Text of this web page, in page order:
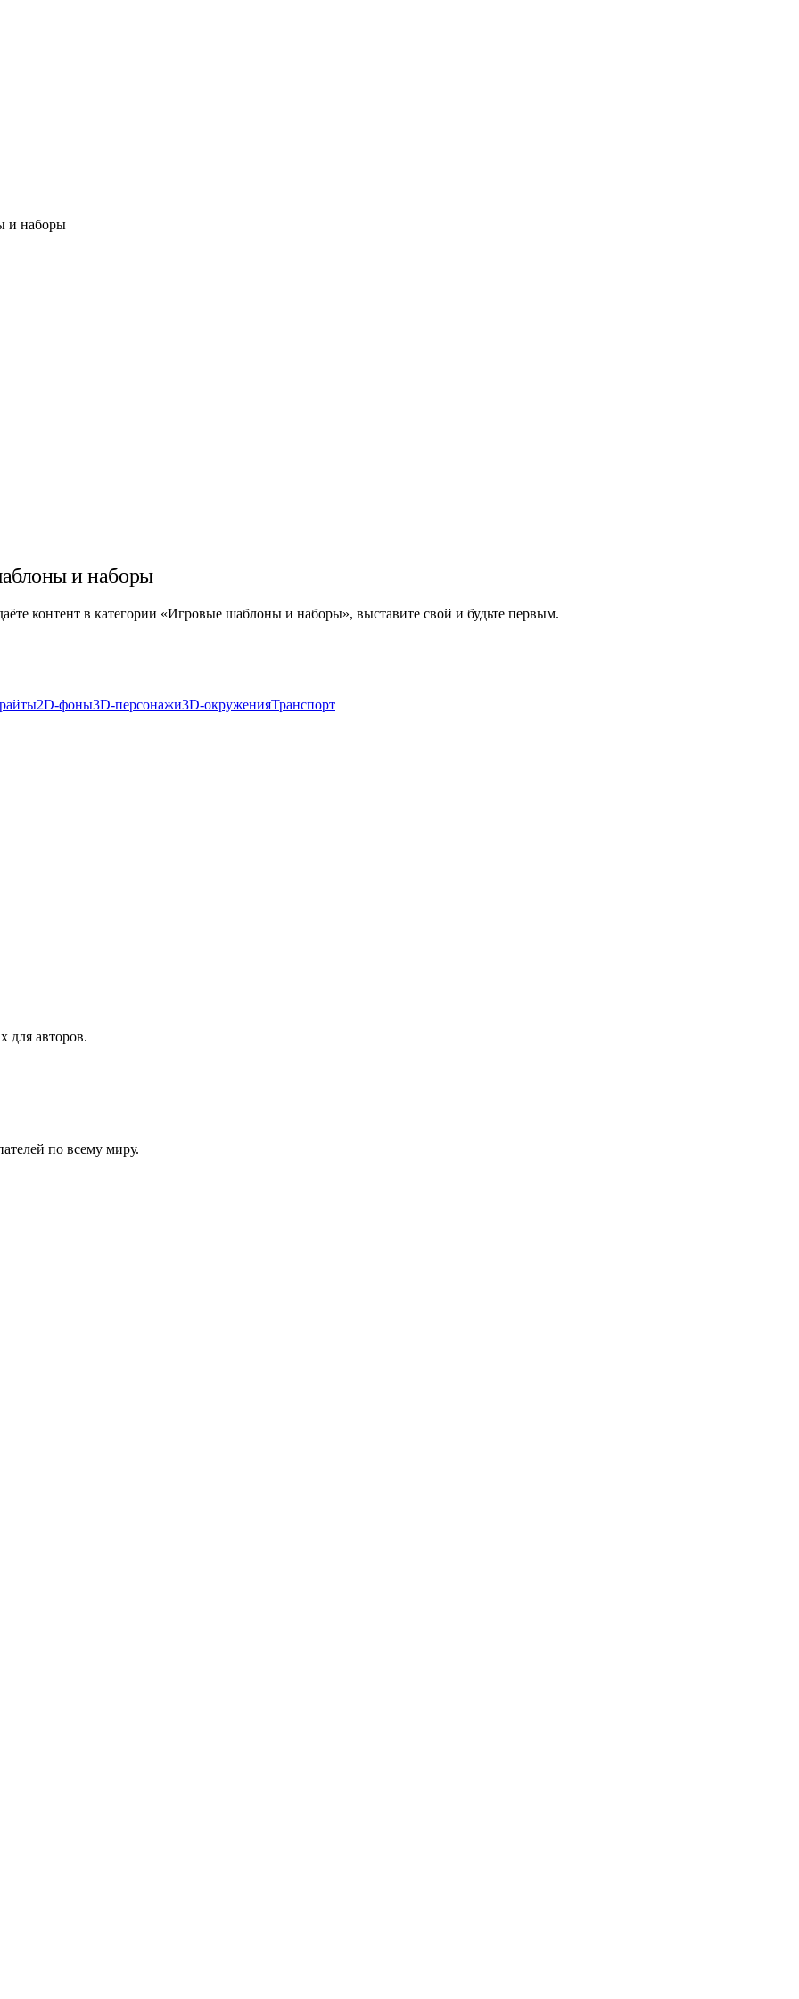
и наборы
и наборы
контент в категории «Игровые шаблоны и наборы», выставите свой и будьте первым.
2D-фоны3D-персонажи3D-окруженияТранспорт
для авторов.
по всему миру.